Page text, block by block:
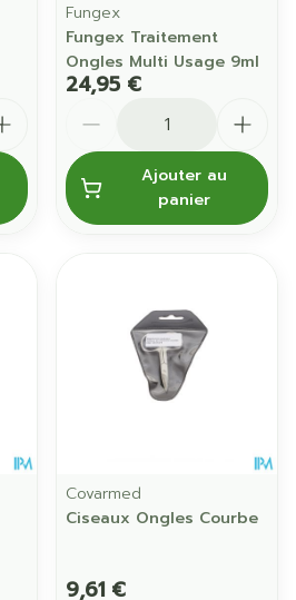
Fungex
Fungex Traitement
Ongles Multi Usage 9ml
24,95 €
Ajouter au
panier
Covarmed
Ciseaux Ongles Courbe
9,61 €